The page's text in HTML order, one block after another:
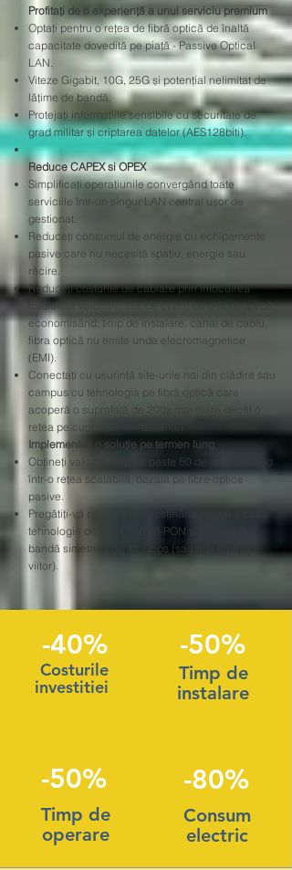
Profitați de o experiență a unui serviciu premium
Optați pentru o rețea de fibră optică de înaltă
capacitate dovedită pe piață - Passive Optical
LAN.
Viteze Gigabit, 10G, 25G și potențial nelimitat de
lățime de bandă.
Protejați informațiile sensibile cu securitate de
grad militar și criptarea datelor (AES128biti).
Reduce CAPEX si OPEX
Simplificați operațiunile convergând toate
serviciile într-un singur LAN central ușor de
gestionat.
Reduceți consumul de energie cu echipamente
pasive care nu necesită spațiu, energie sau
răcire.
Reduceți costurile de cablare prin înlocuirea
cablurilor voluminoase de cupru cu o fibră optică,
economisând: timp de instalare, canal de cablu,
fibra optică nu emite unde elecromagnetice
(EMI).
Conectați cu ușurință site-urile noi din clădire sau
campus cu tehnologia pe fibră optică care
acoperă o suprafață de 200x mai mare decât o
rețea pe cupru (20 km distanță).
Implementați o soluție pe termen lung
Obțineți valoare timp de peste 50 de ani investind
într-o rețea scalabilă, bazată pe fibre optice
pasive.
Pregătiți-vă pentru viitor, susținând migrația către
tehnologie de viitor TWDM-PON și lățimea de
bandă simetrică de 40 Gbps (sau mai mult în
viitor).
-40%
Costurile
investitiei
-50%
Timp de
instalare
-50%
Timp de
operare
-80%
Consum
electric